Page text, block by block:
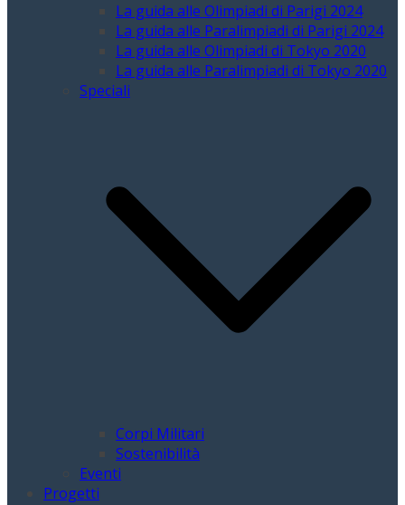
La guida alle Olimpiadi di Parigi 2024
La guida alle Paralimpiadi di Parigi 2024
La guida alle Olimpiadi di Tokyo 2020
La guida alle Paralimpiadi di Tokyo 2020
Speciali
Corpi Militari
Sostenibilità
Eventi
Progetti